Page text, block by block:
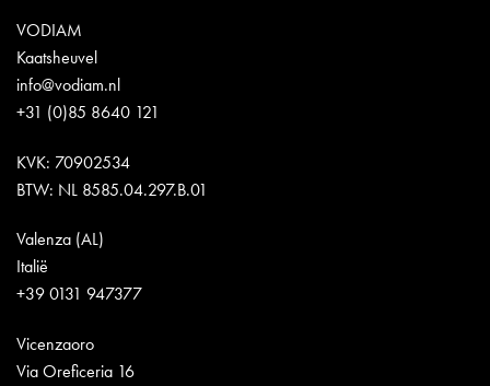
VODIAM
Kaatsheuvel
info@vodiam.nl
+31 (0)85 8640 121
KVK: 70902534
BTW: NL 8585.04.297.B.01
Valenza (AL)
Italië
+39 0131 947377
Vicenzaoro
Via Oreficeria 16